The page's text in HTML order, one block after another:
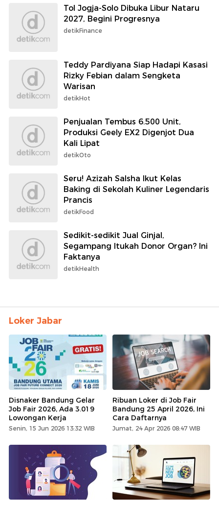
Tol Jogja-Solo Dibuka Libur Nataru
2027, Begini Progresnya
detikFinance
Teddy Pardiyana Siap Hadapi Kasasi
Rizky Febian dalam Sengketa
Warisan
detikHot
Penjualan Tembus 6.500 Unit,
Produksi Geely EX2 Digenjot Dua
Kali Lipat
detikOto
Seru! Azizah Salsha Ikut Kelas
Baking di Sekolah Kuliner Legendaris
Prancis
detikFood
Sedikit-sedikit Jual Ginjal,
Segampang Itukah Donor Organ? Ini
Faktanya
detikHealth
Loker Jabar
Disnaker Bandung Gelar
Job Fair 2026, Ada 3.019
Lowongan Kerja
Senin, 15 Jun 2026 13:32 WIB
Ribuan Loker di Job Fair
Bandung 25 April 2026, Ini
Cara Daftarnya
Jumat, 24 Apr 2026 08:47 WIB